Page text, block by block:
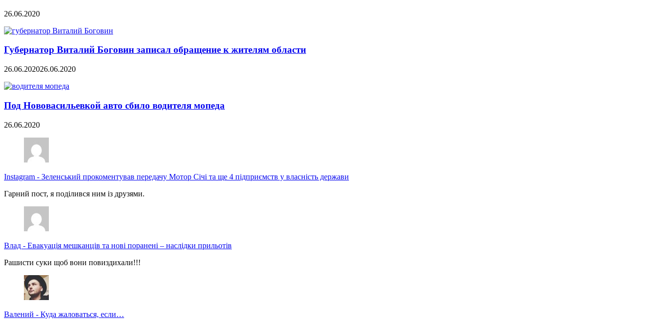
26.06.2020
Губернатор Виталий Боговин записал обращение к жителям области
26.06.202026.06.2020
Под Нововасильевкой авто сбило водителя мопеда
26.06.2020
Instagram - Зеленський прокоментував передачу Мотор Січі та ще 4 підприємств у власність держави
Гарний пост, я поділився ним із друзями.
Влад - Евакуація мешканців та нові поранені – наслідки прильотів
Рашисти суки щоб вони повиздихали!!!
Валений - Куда жаловаться, если…